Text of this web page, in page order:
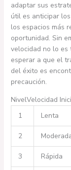
adaptar sus
útil es anticipar
los espacios más
oportunidad. Sin
velocidad no lo es
esperar a que el
del éxito es
precaución.
NivelVelocidad
1
Lenta
2
3 Rápida